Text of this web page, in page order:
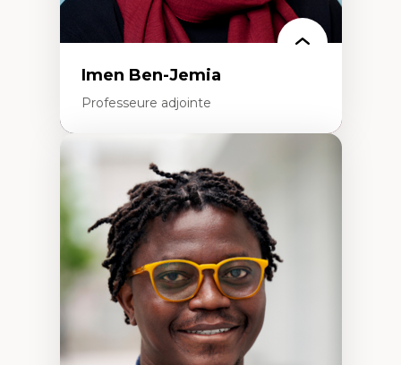
Imen Ben-Jemia
Professeure adjointe
Expertises
Discours sur la ville et représentations
Mosquées, formes et usages au Canada
Reconnaissance et représentations des
communautés immigrantes dans l'espace
urbain
Design architectural et urbain
Patrimoine et patrimonialisation
Études postcoloniales et décolonisation des
savoirs